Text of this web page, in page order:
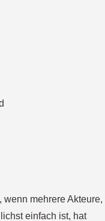
mehrere Akteure,
einfach ist, hat